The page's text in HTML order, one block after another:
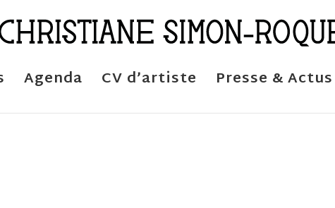
Agenda CV d’artiste Presse & Actus